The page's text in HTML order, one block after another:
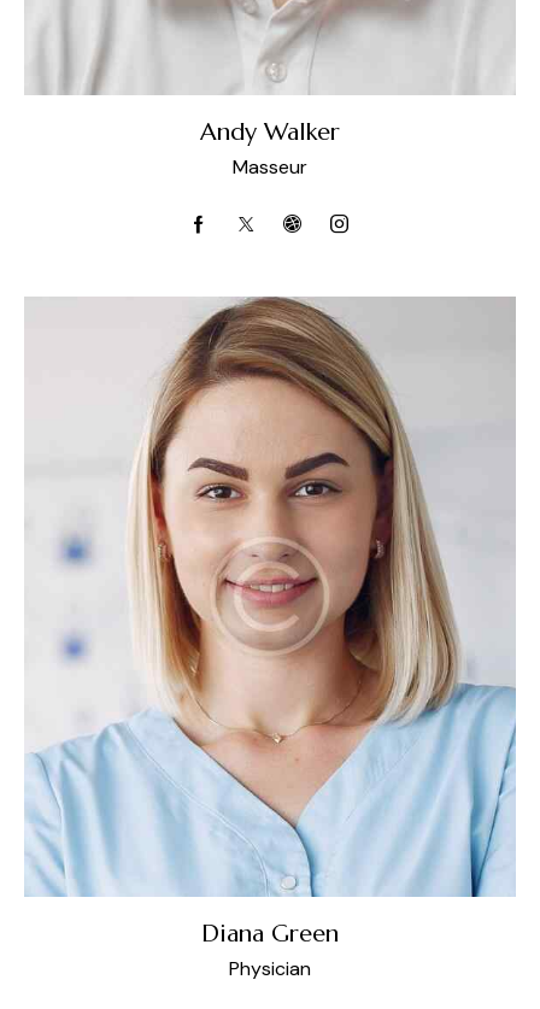
Andy Walker
Masseur
Diana Green
Physician